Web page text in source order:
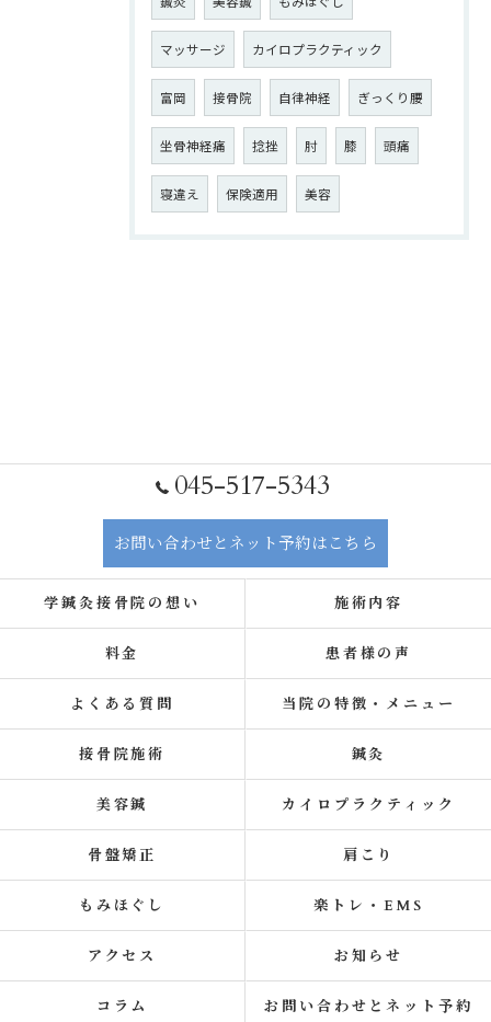
マッサージ カイロプラクティック
富岡 接骨院 自律神経 ぎっくり腰
坐骨神経痛 捻挫 肘 膝 頭痛
寝違え 保険適用 美容
045-517-5343
お問い合わせとネット予約はこちら
学鍼灸接骨院の想い 施術内容
料金 患者様の声
よくある質問 当院の特徴・メニュー
接骨院施術 鍼灸
美容鍼 カイロプラクティック
骨盤矯正 肩こり
もみほぐし 楽トレ・EMS
アクセス お知らせ
コラム お問い合わせとネット予約